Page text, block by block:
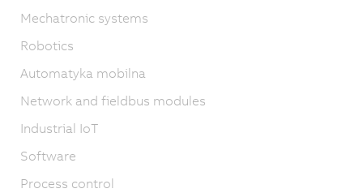
Mechatronic systems
Robotics
Automatyka mobilna
Network and fieldbus modules
Industrial IoT
Software
Process control